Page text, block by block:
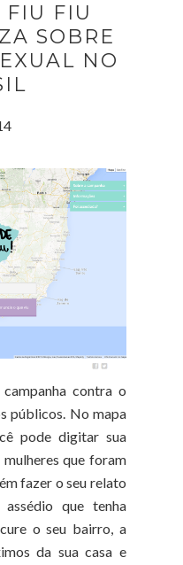
FIU FIU
SOBRE
NO
contra o
públicos. No mapa
pode digitar sua
que foram
fazer o seu relato
que tenha
o seu bairro, a
da sua casa e